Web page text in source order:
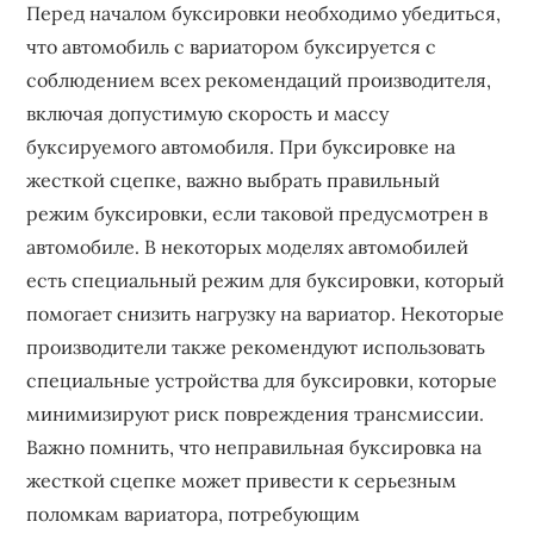
Перед началом буксировки необходимо убедиться,
что автомобиль с вариатором буксируется с
соблюдением всех рекомендаций производителя,
включая допустимую скорость и массу
буксируемого автомобиля. При буксировке на
жесткой сцепке, важно выбрать правильный
режим буксировки, если таковой предусмотрен в
автомобиле. В некоторых моделях автомобилей
есть специальный режим для буксировки, который
помогает снизить нагрузку на вариатор. Некоторые
производители также рекомендуют использовать
специальные устройства для буксировки, которые
минимизируют риск повреждения трансмиссии.
Важно помнить, что неправильная буксировка на
жесткой сцепке может привести к серьезным
поломкам вариатора, потребующим